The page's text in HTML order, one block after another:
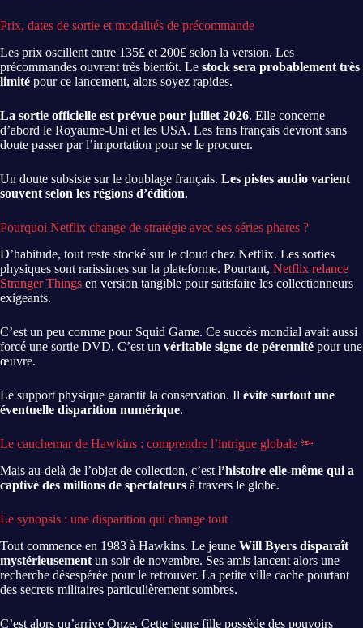
Prix, dates de sortie et modalités de précommande
Les prix oscillent entre 135£ et 200£ selon la version. Les
précommandes ouvrent très bientôt. Le stock sera probablement très
limité pour ce lancement, alors soyez rapides.
La sortie officielle est prévue pour juillet 2026. Elle concerne
d’abord le Royaume-Uni et les USA. Les fans français devront sans
doute passer par l’importation pour se le procurer.
Un doute subsiste sur le doublage français. Les pistes audio varient
souvent selon les régions d’édition.
Pourquoi Netflix change de stratégie avec ses séries phares ?
D’habitude, tout reste stocké sur le cloud chez Netflix. Les sorties
physiques sont rarissimes sur la plateforme. Pourtant, Netflix relance
Stranger Things en version tangible pour satisfaire les collectionneurs
exigeants.
C’est un peu comme pour Squid Game. Ce succès mondial avait aussi
forcé une sortie DVD. C’est un véritable signe de pérennité pour une
œuvre.
Le support physique garantit la conservation. Il évite surtout une
éventuelle disparition numérique.
Le cauchemar de Hawkins : comprendre l’intrigue globale 🔦
Mais au-delà de l’objet de collection, c’est l’histoire elle-même qui a
captivé des millions de spectateurs à travers le globe.
Le synopsis : une disparition qui change tout
Tout commence en 1983 à Hawkins. Le jeune Will Byers disparaît
mystérieusement un soir de novembre. Ses amis lancent alors une
recherche désespérée pour le retrouver. La petite ville cache pourtant
des secrets militaires particulièrement sombres.
C’est alors qu’arrive Onze. Cette jeune fille possède des pouvoirs